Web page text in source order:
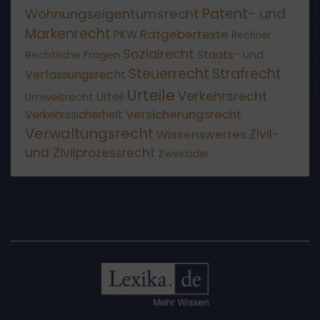
Wohnungseigentumsrecht Patent- und
Markenrecht PKW Ratgebertexte Rechner
Rechtliche Fragen Sozialrecht Staats- und
Verfassungsrecht Steuerrecht Strafrecht
Umweltrecht Urteil Urteile Verkehrsrecht
Verkehrssicherheit Versicherungsrecht
Verwaltungsrecht Wissenswertes Zivil-
und Zivilprozessrecht Zweiräder